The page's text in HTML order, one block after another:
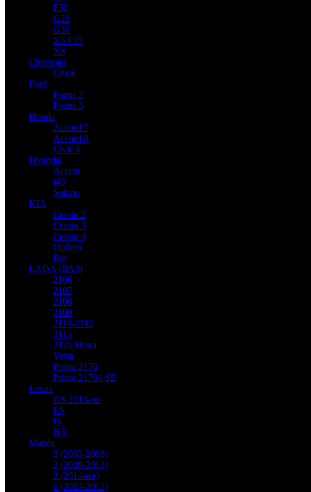
F30
G20
G30
X5 F15
X6
Chevrolet
Cruze
Ford
Focus 2
Focus 3
Honda
Accord 7
Accord 8
Civic 8
Hyundai
Accent
i40
Solaris
KIA
Cerato 2
Cerato 3
Cerato 4
Optima
Rio
LADA (ВАЗ)
2106
2107
2108
2109
2110-2112
2115
2121 Нива
Vesta
Priora 2170
Priora 21704 SE
Lexus
GS 2013-нв
ES
IS
NX
Mazda
3 (2003-2008)
3 (2009-2013)
3 (2014-нв)
6 (2007-2012)